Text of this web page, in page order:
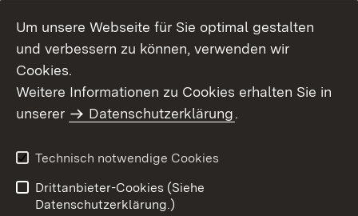
Um unsere Webseite für Sie optimal gestalten
und verbessern zu können, verwenden wir
Cookies.
Weitere Informationen zu Cookies erhalten Sie in
unserer
Datenschutzerklärung.
Technisch notwendige Cookies
Drittanbieter-Cookies (Siehe
Datenschutzerklärung.)